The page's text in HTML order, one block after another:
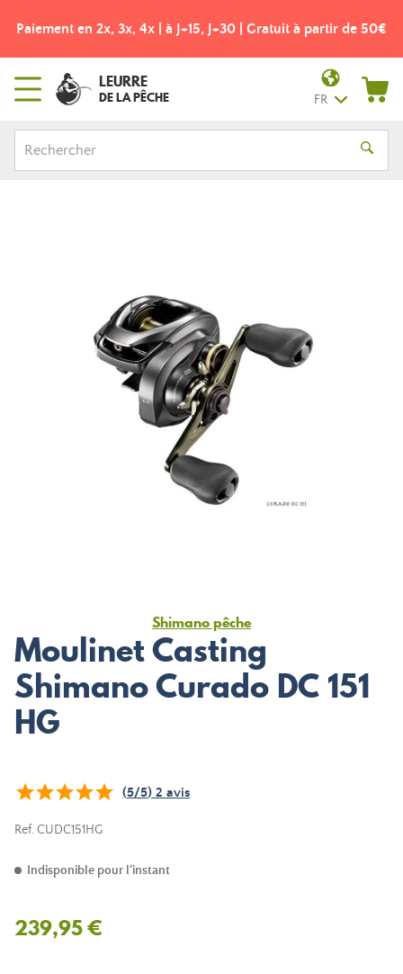
Paiement en 2x, 3x, 4x | à J+15, J+30 | Gratuit à partir de 50€
LEURRE
DE LA PÊCHE FR
Shimano pêche
Moulinet Casting
Shimano Curado DC 151
HG
(5/5) 2 avis
Ref. CUDC151HG
Indisponible pour l'instant
239,95 €